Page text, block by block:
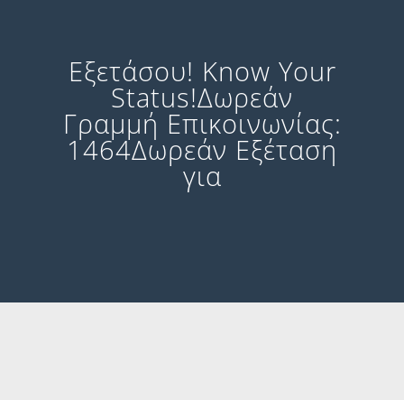
Εξετάσου! Know Your
Status!Δωρεάν
Γραμμή Επικοινωνίας:
1464Δωρεάν Εξέταση
για